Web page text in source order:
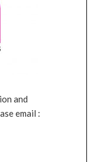
and
email :